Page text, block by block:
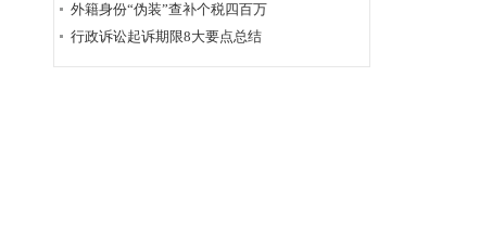
具体应用法律若干问题的解释辑
外籍身份“伪装”查补个税四百万
行政诉讼起诉期限8大要点总结